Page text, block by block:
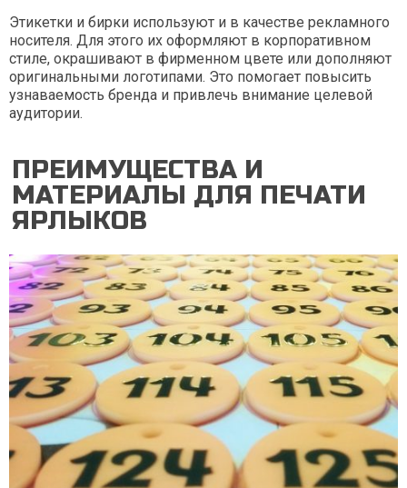
Этикетки и бирки используют и в качестве рекламного
носителя. Для этого их оформляют в корпоративном
стиле, окрашивают в фирменном цвете или дополняют
оригинальными логотипами. Это помогает повысить
узнаваемость бренда и привлечь внимание целевой
аудитории.
ПРЕИМУЩЕСТВА И
МАТЕРИАЛЫ ДЛЯ ПЕЧАТИ
ЯРЛЫКОВ